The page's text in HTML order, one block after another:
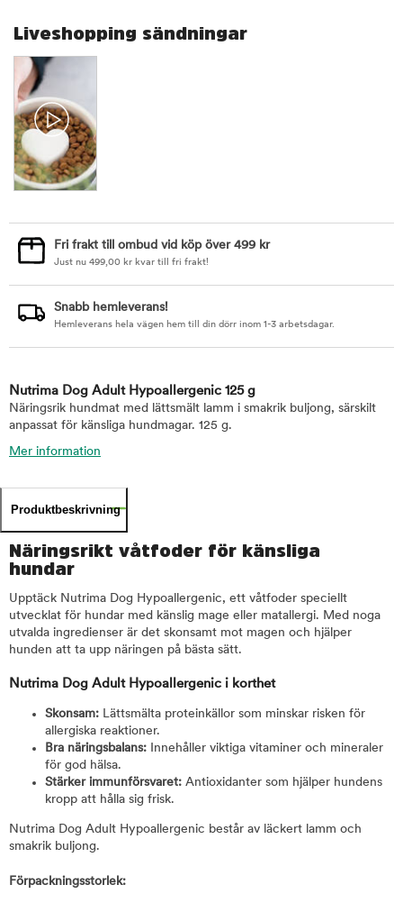
Liveshopping sändningar
Fri frakt till ombud vid köp över 499 kr
Just nu 499,00 kr kvar till fri frakt!
Snabb hemleverans!
Hemleverans hela vägen hem till din dörr inom 1-3 arbetsdagar.
Nutrima Dog Adult Hypoallergenic 125 g
Näringsrik hundmat med lättsmält lamm i smakrik buljong, särskilt
anpassat för känsliga hundmagar. 125 g.
Mer information
Produktbeskrivning
Näringsrikt våtfoder för känsliga
hundar
Upptäck Nutrima Dog Hypoallergenic, ett våtfoder speciellt
utvecklat för hundar med känslig mage eller matallergi. Med noga
utvalda ingredienser är det skonsamt mot magen och hjälper
hunden att ta upp näringen på bästa sätt.
Nutrima Dog Adult Hypoallergenic i korthet
Skonsam: Lättsmälta proteinkällor som minskar risken för
allergiska reaktioner.
Bra näringsbalans: Innehåller viktiga vitaminer och mineraler
för god hälsa.
Stärker immunförsvaret: Antioxidanter som hjälper hundens
kropp att hålla sig frisk.
Nutrima Dog Adult Hypoallergenic består av läckert lamm och
smakrik buljong.
Förpackningsstorlek: